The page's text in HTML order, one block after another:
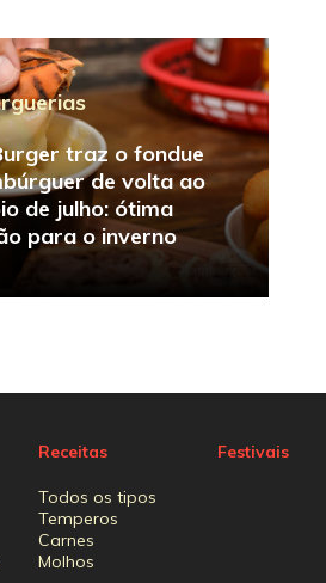
traz o fondue
de volta ao
de julho: ótima
para o inverno
Receitas
Todos os tipos
Temperos
Carnes
Molhos
Festivais